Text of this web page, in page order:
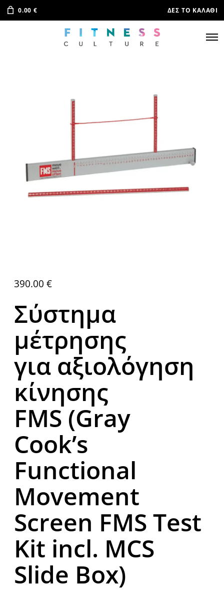
0.00 € ΔΕΣ ΤΟ ΚΑΛΆΘΙ
390.00 €
Σύστημα
μέτρησης
για αξιολόγηση
κίνησης
FMS (Gray
Cook’s
Functional
Movement
Screen FMS Test
Kit incl. MCS
Slide Box)